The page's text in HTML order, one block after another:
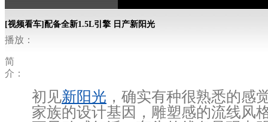
[视频看车]配备全新1.5L引擎 日产新阳光
播放：
简
介：
初见新阳光 ，确实有种很熟悉的感
家族的设计基因，雕塑感的流线风